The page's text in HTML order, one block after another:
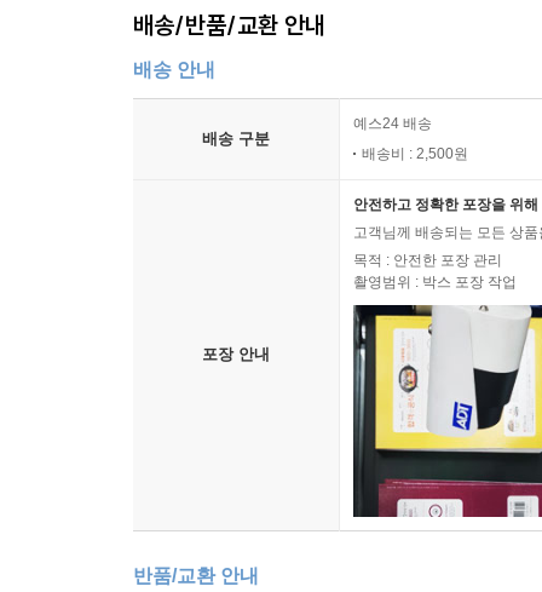
배송/반품/교환 안내
배송 안내
배송 구분
예스24 배송
배송비 : 2,500원
포장 안내
안전하고 정확한 포장을 위
고객님께 배송되는 모든 상
목적 : 안전한 포장 관리
촬영범위 : 박스 포장 작업
반품/교환 안내